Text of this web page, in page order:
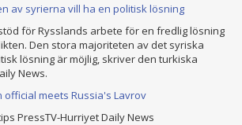
av syrierna vill ha en politisk lösning
för Rysslands arbete för en fredlig lösning
Den stora majoriteten av det syriska
lösning är möjlig, skriver den turkiska
News.
official meets Russia's Lavrov
PressTV-Hurriyet Daily News